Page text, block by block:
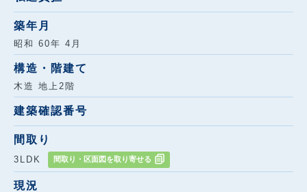
築年月
昭和 60年 4月
構造・階建て
木造 地上2階
建築確認番号
間取り
3LDK 間取り・区面図を取り寄せる
現況